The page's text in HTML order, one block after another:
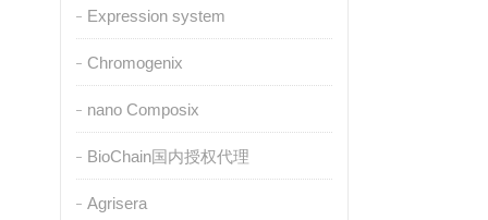
Expression system
Chromogenix
nano Composix
BioChain国内授权代理
Agrisera